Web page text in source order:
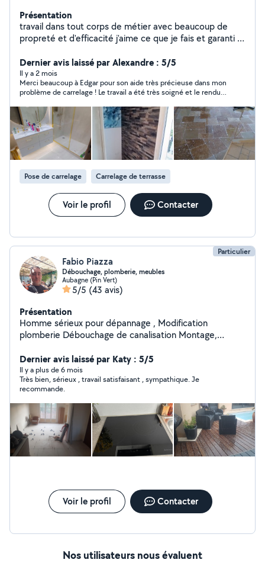
Présentation
travail dans tout corps de métier avec beaucoup de
propreté et d'efficacité j'aime ce que je fais et garanti la
Dernier avis laissé par Alexandre : 5/5
Il y a 2 mois
Merci beaucoup à Edgar pour son aide très précieuse dans mon
problème de carrelage ! Le travail a été très soigné et le rendu
Pose de carrelage Carrelage de terrasse
Voir le profil Contacter
Particulier
Fabio Piazza
Débouchage, plomberie, meubles
Aubagne (Pin Vert)
5/5 (43 avis)
Présentation
Homme sérieux pour dépannage , Modification
plomberie Débouchage de canalisation Montage,
maçonnerie Pose tringle de rideaux , lustres ect
Location matériel électroportatif de maçonnerie ( faire
demande du matériel disponibles ) Karcher, souffleur /
Aspirateur de feuilles Tronçonneuse , fendeuse bois ,
carrelette , Scie à eau sur pied coupe carreaux Livraison
possible / Retrait en supplément
Dernier avis laissé par Katy : 5/5
Il y a plus de 6 mois
Très bien, sérieux , travail satisfaisant , sympathique. Je
recommande.
Voir le profil Contacter
Nos utilisateurs nous évaluent